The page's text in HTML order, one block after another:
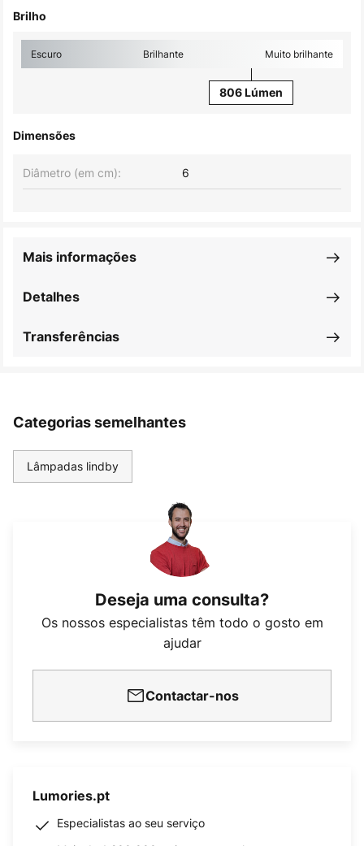
Brilho
Escuro Brilhante Muito brilhante
806 Lúmen
Dimensões
Diâmetro (em cm): 6
Detalhes
Mais informações
Transferências
Categorias semelhantes
Lâmpadas lindby
Deseja uma consulta?
Os nossos especialistas têm todo o gosto em
ajudar
Contactar-nos
Lumories.pt
Especialistas ao seu serviço